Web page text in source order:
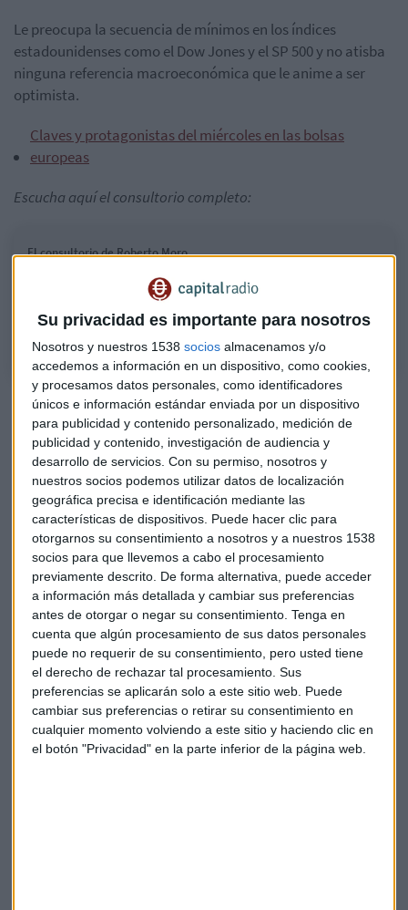
Su privacidad es importante para nosotros
Nosotros y nuestros 1538 socios almacenamos y/o
accedemos a información en un dispositivo, como cookies,
y procesamos datos personales, como identificadores
únicos e información estándar enviada por un dispositivo
para publicidad y contenido personalizado, medición de
publicidad y contenido, investigación de audiencia y
desarrollo de servicios. Con su permiso, nosotros y
nuestros socios podemos utilizar datos de localización
geográfica precisa e identificación mediante las
características de dispositivos. Puede hacer clic para
otorgarnos su consentimiento a nosotros y a nuestros 1538
socios para que llevemos a cabo el procesamiento
previamente descrito. De forma alternativa, puede acceder
a información más detallada y cambiar sus preferencias
antes de otorgar o negar su consentimiento. Tenga en
cuenta que algún procesamiento de sus datos personales
puede no requerir de su consentimiento, pero usted tiene
el derecho de rechazar tal procesamiento. Sus
preferencias se aplicarán solo a este sitio web. Puede
cambiar sus preferencias o retirar su consentimiento en
cualquier momento volviendo a este sitio y haciendo clic en
el botón "Privacidad" en la parte inferior de la página web.
Le preocupa la secuencia de mínimos en los índices
estadounidenses como el Dow Jones y el SP 500 y no atisba
ninguna referencia macroeconómica que le anime a ser
optimista.
Claves y protagonistas del miércoles en las bolsas
europeas
Escucha aquí el consultorio completo:
El consultorio de Roberto Moro
Roberto Moro, analista de Apta Negocios, responde a las preguntas de
los oyentes sobre diferentes valores del mercado. Al final nos deja una
recomendación en el "Minuto de Oro".
¿Dónde entrar o salir?
El experto señala queFerrarino da síntomas todavía para
confiar en su evolución al alza. SobreVidrala, comenta que